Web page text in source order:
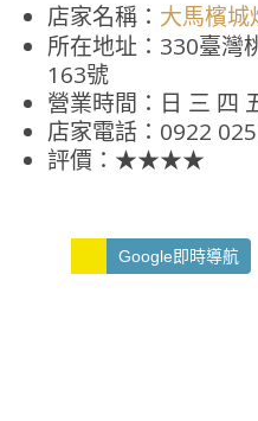
店家名稱： 大馬檳城
所在地址：330臺灣
163號
營業時間：日 三 四
店家電話：0922
評價：★★★★
Google即時導航